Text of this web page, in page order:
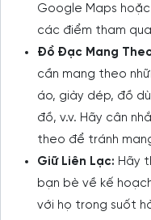
Google Maps
các điểm tham
Đồ Đạc Mang
cần mang theo
áo, giày dép, đồ
đồ, v.v. Hãy cân
theo để tránh
Giữ Liên Lạc: Hãy
bạn bè về kế
với họ trong suốt